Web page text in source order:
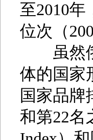
至2010
位次（
虽然俄
体的国家
国家品牌
和第22名